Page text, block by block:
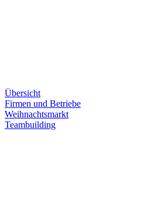
Übersicht
Firmen und Betriebe
Weihnachtsmarkt
Teambuilding